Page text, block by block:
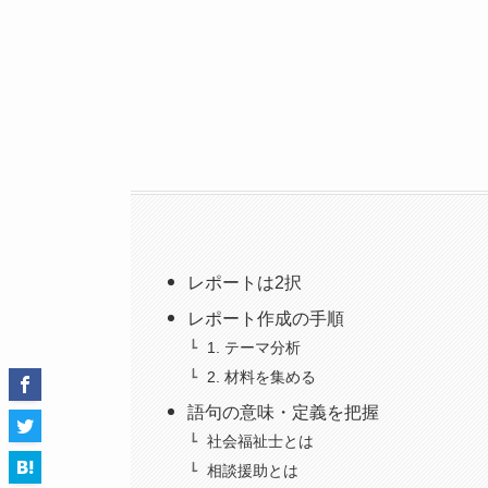
レポートは2択
レポート作成の手順
1. テーマ分析
2. 材料を集める
語句の意味・定義を把握
社会福祉士とは
相談援助とは